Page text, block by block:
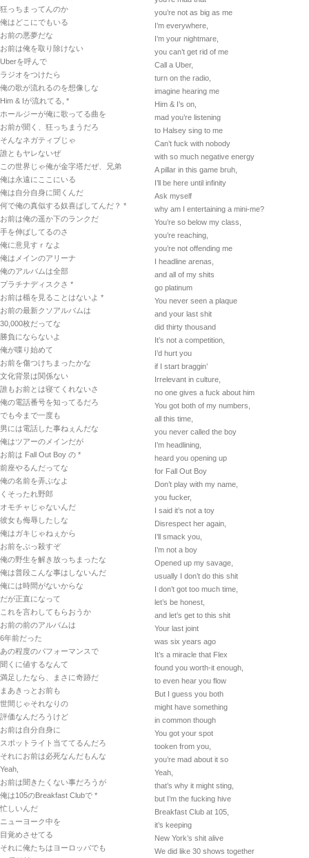
狂っちまってんのか
俺はどこにでもいる
お前の悪夢だな
お前は俺を取り除けない
Uberを呼んで
ラジオをつけたら
俺の歌が流れるのを想像しな
Him & Iが流れてる, *
ホールジーが俺に歌ってる曲を
お前が聞く、狂っちまうだろ
そんなネガティブじゃ
誰ともヤレないぜ
この世界じゃ俺が金字塔だぜ、兄弟
俺は永遠にここにいる
俺は自分自身に聞くんだ
何で俺の真似する奴喜ばしてんだ？ *
お前は俺の遥か下のランクだ
手を伸ばしてるのさ
俺に意見すｒなよ
俺はメインのアリーナ
俺のアルバムは全部
プラチナディスクさ *
お前は楯を見ることはないよ *
お前の最新クソアルバムは
30,000枚だってな
勝負にならないよ
俺が喋り始めて
お前を傷つけちまったかな
文化背景は関係ない
誰もお前とは寝てくれないさ
俺の電話番号を知ってるだろ
でも今まで一度も
男には電話した事ねぇんだな
俺はツアーのメインだが
お前は Fall Out Boy の *
前座やるんだってな
俺の名前を弄ぶなよ
くそったれ野郎
オモチャじゃないんだ
彼女も侮辱したしな
俺はガキじゃねぇから
お前をぶっ殺すぞ
俺の野生を解き放っちまったな
俺は普段こんな事はしないんだ
俺には時間がないからな
だが正直になって
これを言わしてもらおうか
お前の前のアルバムは
6年前だった
あの程度のパフォーマンスで
聞くに値するなんて
満足したなら、まさに奇跡だ
まあきっとお前も
世間じゃそれなりの
評価なんだろうけど
お前は自分自身に
スポットライト当ててるんだろ
それにお前は必死なんだもんな
Yeah,
お前は聞きたくない事だろうが
俺は105のBreakfast Clubで *
忙しいんだ
ニューヨーク中を
目覚めさせてる
それに俺たちはヨーロッパでも
you’re not as big as me
I’m everywhere,
I’m your nightmare,
you can’t get rid of me
Call a Uber,
turn on the radio,
imagine hearing me
Him & I’s on,
mad you’re listening
to Halsey sing to me
Can’t fuck with nobody
with so much negative energy
A pillar in this game bruh,
I’ll be here until infinity
Ask myself
why am I entertaining a mini-me?
You’re so below my class,
you’re reaching,
you’re not offending me
I headline arenas,
and all of my shits
go platinum
You never seen a plaque
and your last shit
did thirty thousand
It’s not a competition,
I’d hurt you
if I start braggin’
Irrelevant in culture,
no one gives a fuck about him
You got both of my numbers,
all this time,
you never called the boy
I’m headlining,
heard you opening up
for Fall Out Boy
Don’t play with my name,
you fucker,
I said it’s not a toy
Disrespect her again,
I’ll smack you,
I’m not a boy
Opened up my savage,
usually I don’t do this shit
I don’t got too much time,
let’s be honest,
and let’s get to this shit
Your last joint
was six years ago
It’s a miracle that Flex
found you worth-it enough,
to even hear you flow
But I guess you both
might have something
in common though
You got your spot
tooken from you,
you’re mad about it so
Yeah,
that’s why it might sting,
but I’m the fucking hive
Breakfast Club at 105,
it’s keeping
New York’s shit alive
We did like 30 shows together